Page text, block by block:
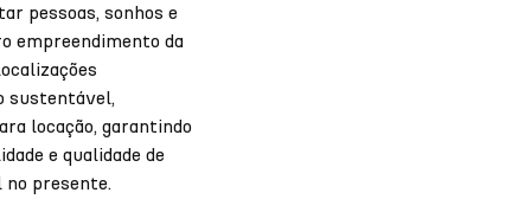
pessoas, sonhos e
empreendimento da
sustentável,
locação, garantindo
e qualidade de
presente.